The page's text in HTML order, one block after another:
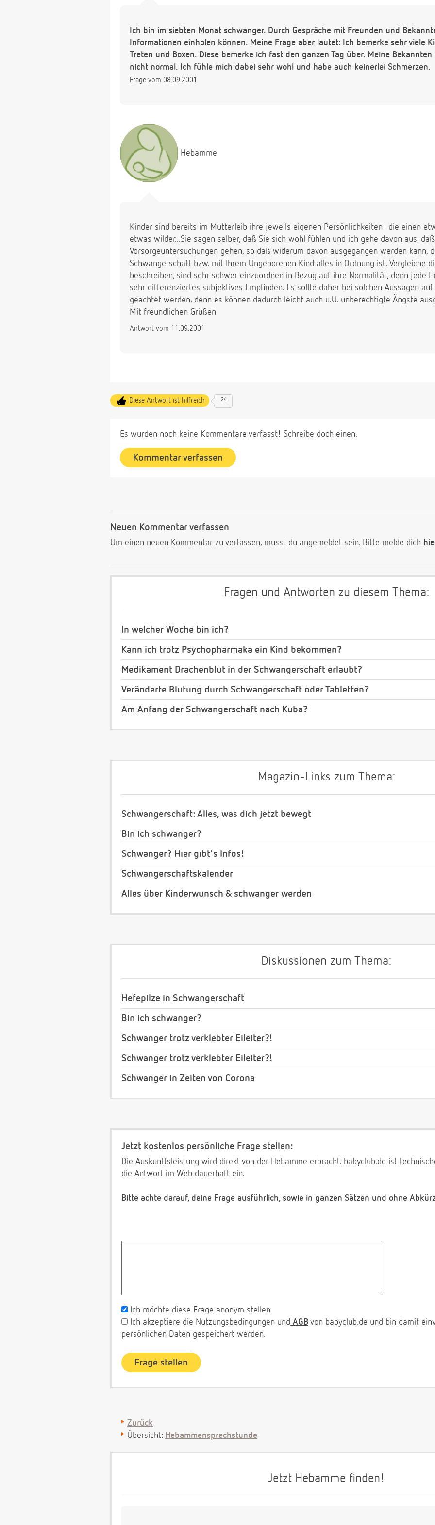
Ich bin im siebten Monat schwanger. Durch Gespräche mit Freunden und
Informationen einholen können. Meine Frage aber lautet: Ich bemerke sehr viele
Treten und Boxen. Diese bemerke ich fast den ganzen Tag über. Meine
nicht normal. Ich fühle mich dabei sehr wohl und habe auch keinerlei Schmerzen.
Frage vom 08.09.2001
Hebamme
Kinder sind bereits im Mutterleib ihre jeweils eigenen Persönlichkeiten- die einen
etwas wilder...Sie sagen selber, daß Sie sich wohl fühlen und ich gehe davon aus,
Vorsorgeuntersuchungen gehen, so daß widerum davon ausgegangen werden kann,
Schwangerschaft bzw. mit Ihrem Ungeborenen Kind alles in Ordnung ist. Vergleiche
beschreiben, sind sehr schwer einzuordnen in Bezug auf ihre Normalität, denn jede
sehr differenziertes subjektives Empfinden. Es sollte daher bei solchen Aussagen
geachtet werden, denn es können dadurch leicht auch u.U. unberechtigte Ängste
Mit freundlichen Grüßen
Antwort vom 11.09.2001
Diese Antwort ist hilfreich 24
Es wurden noch keine Kommentare verfasst! Schreibe doch einen.
Kommentar verfassen
Neuen Kommentar verfassen
Um einen neuen Kommentar zu verfassen, musst du angemeldet sein. Bitte melde dich
Fragen und Antworten zu diesem Thema:
In welcher Woche bin ich?
Kann ich trotz Psychopharmaka ein Kind bekommen?
Medikament Drachenblut in der Schwangerschaft erlaubt?
Veränderte Blutung durch Schwangerschaft oder Tabletten?
Am Anfang der Schwangerschaft nach Kuba?
Magazin-Links zum Thema:
Schwangerschaft: Alles, was dich jetzt bewegt
Bin ich schwanger?
Schwanger? Hier gibt's Infos!
Schwangerschaftskalender
Alles über Kinderwunsch & schwanger werden
Diskussionen zum Thema:
Hefepilze in Schwangerschaft
Bin ich schwanger?
Schwanger trotz verklebter Eileiter?!
Schwanger trotz verklebter Eileiter?!
Schwanger in Zeiten von Corona
Jetzt kostenlos persönliche Frage stellen:
Die Auskunftsleistung wird direkt von der Hebamme erbracht. babyclub.de ist
die Antwort im Web dauerhaft ein.
Bitte achte darauf, deine Frage ausführlich, sowie in ganzen Sätzen und ohne
Ich möchte diese Frage anonym stellen.
Ich akzeptiere die Nutzungsbedingungen und AGB von babyclub.de und bin damit
persönlichen Daten gespeichert werden.
Zurück
Übersicht: Hebammensprechstunde
Jetzt Hebamme finden!